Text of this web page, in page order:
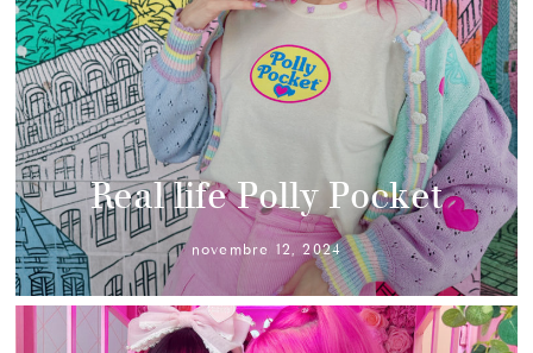
Real life Polly Pocket
novembre 12, 2024